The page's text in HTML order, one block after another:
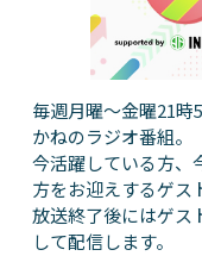
毎週月曜～金曜21時
かねのラジオ番組。
今活躍している方、
方をお迎えするゲス
放送終了後にはゲス
して配信します。